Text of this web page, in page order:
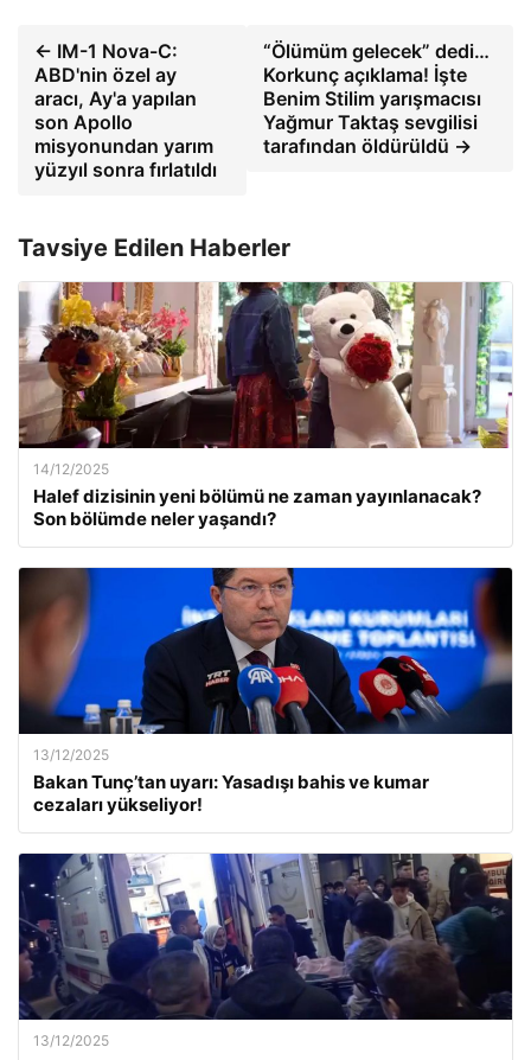
← IM-1 Nova-C:
ABD'nin özel ay
aracı, Ay'a yapılan
son Apollo
misyonundan yarım
yüzyıl sonra fırlatıldı
“Ölümüm gelecek” dedi…
Korkunç açıklama! İşte
Benim Stilim yarışmacısı
Yağmur Taktaş sevgilisi
tarafından öldürüldü →
Tavsiye Edilen Haberler
14/12/2025
Halef dizisinin yeni bölümü ne zaman yayınlanacak?
Son bölümde neler yaşandı?
13/12/2025
Bakan Tunç’tan uyarı: Yasadışı bahis ve kumar
cezaları yükseliyor!
13/12/2025